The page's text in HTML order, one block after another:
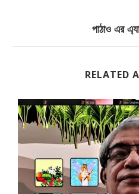
পাঠাও এর
RELATED